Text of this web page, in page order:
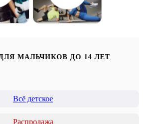
МАЛЬЧИКОВ ДО 14 ЛЕТ
Всё детское
Распродажа